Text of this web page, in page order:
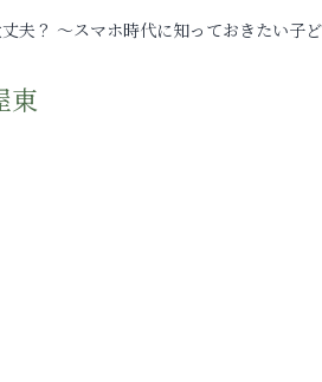
夫？ ～スマホ時代に知っておきたい子
東